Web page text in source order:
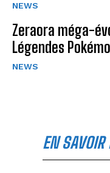
NEWS
Zeraora méga-
Légendes
NEWS
EN SAVOIR